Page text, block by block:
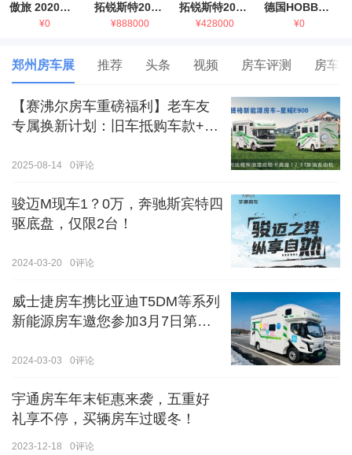
傲旅 2020金旅国六海狮房车
¥0
拓锐斯特2021款进口依维柯房车
¥888000
拓锐斯特2021款 福特T型锐典版房车
¥428000
德国HOBBY拖挂房车豪华版
¥0
郑州房车展 推荐 头条 视频 房车评测 房车
【赛沸尔房车重磅福利】老车友
专属换新计划：旧车抵购车款+额
2025-08-14 0评论
骏迈M现车1？0万，奔驰斯宾特四
驱底盘，仅限2台！
2024-03-20 0评论
威士捷房车携比亚迪T5DM等系列
新能源房车邀您参加3月7日第八
2024-03-03 0评论
宇通房车年末钜惠来袭，五重好
礼享不停，买辆房车过暖冬！
2023-12-18 0评论